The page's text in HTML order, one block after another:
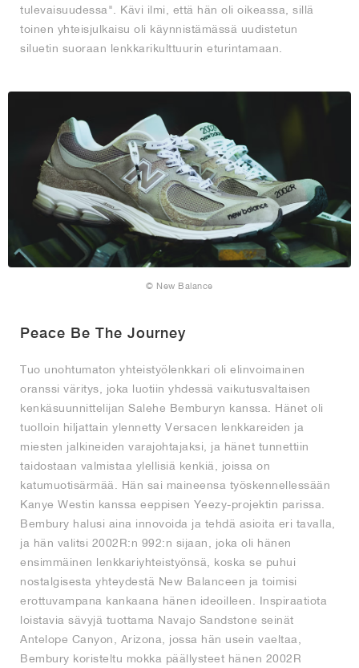
tulevaisuudessa". Kävi ilmi, että hän oli oikeassa, sillä
toinen yhteisjulkaisu oli käynnistämässä uudistetun
siluetin suoraan lenkkarikulttuurin eturintamaan.
© New Balance
Peace Be The Journey
Tuo unohtumaton yhteistyölenkkari oli elinvoimainen
oranssi väritys, joka luotiin yhdessä vaikutusvaltaisen
kenkäsuunnittelijan Salehe Bemburyn kanssa. Hänet oli
tuolloin hiljattain ylennetty Versacen lenkkareiden ja
miesten jalkineiden varajohtajaksi, ja hänet tunnettiin
taidostaan valmistaa ylellisiä kenkiä, joissa on
katumuotisärmää. Hän sai maineensa työskennellessään
Kanye Westin kanssa eeppisen Yeezy-projektin parissa.
Bembury halusi aina innovoida ja tehdä asioita eri tavalla,
ja hän valitsi 2002R:n 992:n sijaan, joka oli hänen
ensimmäinen lenkkariyhteistyönsä, koska se puhui
nostalgisesta yhteydestä New Balanceen ja toimisi
erottuvampana kankaana hänen ideoilleen. Inspiraatiota
loistavia sävyjä tuottama Navajo Sandstone seinät
Antelope Canyon, Arizona, jossa hän usein vaeltaa,
Bembury koristeltu mokka päällysteet hänen 2002R